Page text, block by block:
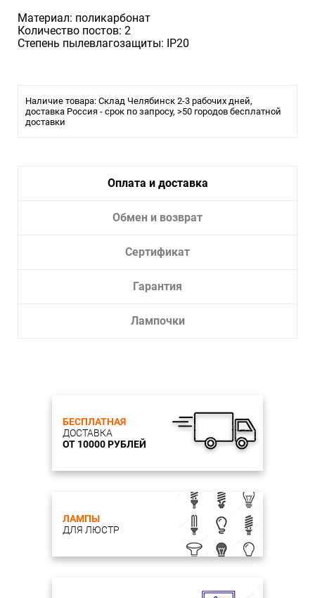
Материал: поликарбонат
Количество постов: 2
Степень пылевлагозащиты: IP20
Наличие товара: Склад Челябинск 2-3 рабочих дней,
доставка Россия - срок по запросу, >50 городов бесплатной
доставки
Оплата и доставка
Обмен и возврат
Сертификат
Гарантия
Лампочки
БЕСПЛАТНАЯ
ДОСТАВКА
ОТ 10000 РУБЛЕЙ
ЛАМПЫ
ДЛЯ ЛЮСТР